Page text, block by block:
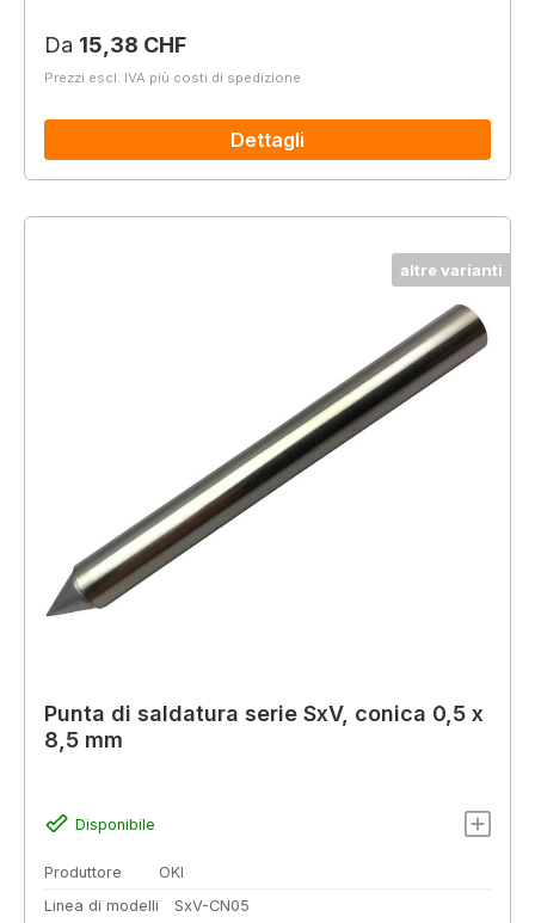
Prezzo normale:
Da 15,38 CHF
Prezzi escl. IVA più costi di spedizione
Dettagli
altre varianti
Punta di saldatura serie SxV, conica 0,5 x
8,5 mm
Disponibile
Produttore
OKI
Linea di modelli
SxV-CN05